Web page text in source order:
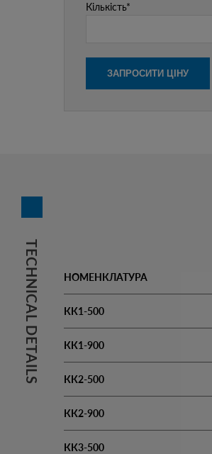
Кількість*
TECHNICAL DETAILS НОМЕНКЛАТУРА
КК1-500
КК1-900
КК2-500
КК2-900
КК3-500